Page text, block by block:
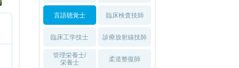
言語聴覚士 臨床検査技師
臨床工学技士 診療放射線技師
管理栄養士/
栄養士
柔道整復師